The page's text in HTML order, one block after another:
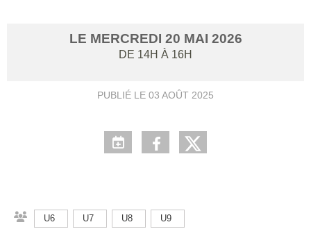
LE MERCREDI 20 MAI 2026
DE 14H À 16H
PUBLIÉ LE 03 AOÛT 2025
U6 U7 U8 U9